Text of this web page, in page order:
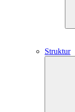
Struktur